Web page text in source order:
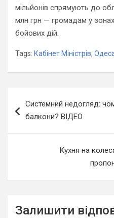
мільйонів спрямують до
млн грн — громадам у
бойових дій.
Tags: Кабінет Міністрів,
записів
Системний недогляд:
балкони? ВІДЕО
Кухня на
Залишити